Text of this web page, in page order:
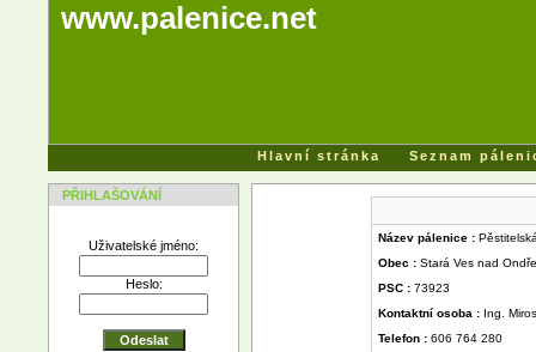
www.palenice.net
Hlavní stránka Seznam
PŘIHLAŠOVÁNÍ
Uživatelské jméno:
Heslo:
Název pálenice :
Obec : Stará Ves nad
PSC : 73923
Kontaktní osoba : Ing.
Telefon : 606 764 280